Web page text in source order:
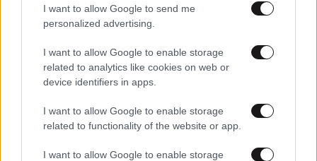
I want to allow Google to send me
personalized advertising.
I want to allow Google to enable storage
related to analytics like cookies on web or
device identifiers in apps.
I want to allow Google to enable storage
related to functionality of the website or app.
I want to allow Google to enable storage
που πας για δουλειά.
TRENDING